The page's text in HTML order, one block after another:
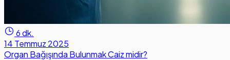
6 dk.
14 Temmuz 2025
Organ Bağışında Bulunmak Caiz midir?